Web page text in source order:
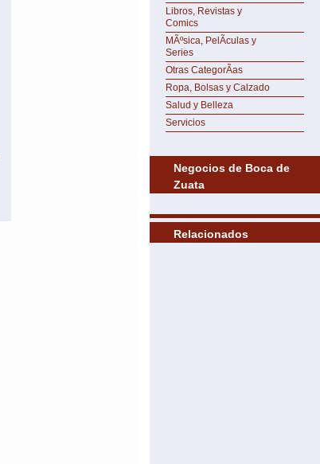
Libros, Revistas y
Comics
MÃºsica, PelÃ­culas y
Series
Otras CategorÃ­as
Ropa, Bolsas y Calzado
Salud y Belleza
Servicios
Negocios de Boca de
Zuata
Relacionados